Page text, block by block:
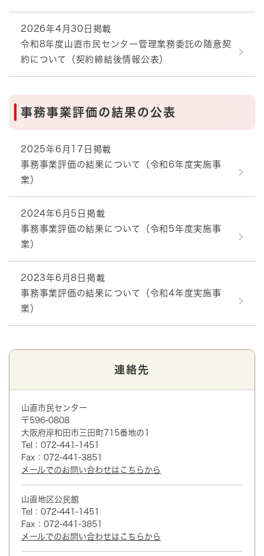
2026年4月30日掲載
令和8年度山直市民センター管理業務委託の随意契
約について（契約締結後情報公表）
事務事業評価の結果の公表
2025年6月17日掲載
事務事業評価の結果について（令和6年度実施事
業）
2024年6月5日掲載
事務事業評価の結果について（令和5年度実施事
業）
2023年6月8日掲載
事務事業評価の結果について（令和4年度実施事
業）
連絡先
山直市民センター
〒596-0808
大阪府岸和田市三田町715番地の1
Tel：072-441-1451
Fax：072-441-3851
メールでのお問い合わせはこちらから
山直地区公民館
Tel：072-441-1451
Fax：072-441-3851
メールでのお問い合わせはこちらから